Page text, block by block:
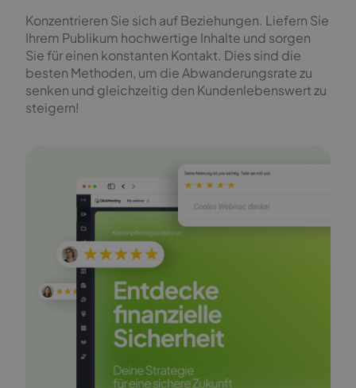
Konzentrieren Sie sich auf Beziehungen. Liefern Sie
Ihrem Publikum hochwertige Inhalte und sorgen
Sie für einen konstanten Kontakt. Dies sind die
besten Methoden, um die Abwanderungsrate zu
senken und gleichzeitig den Kundenlebenswert zu
steigern!